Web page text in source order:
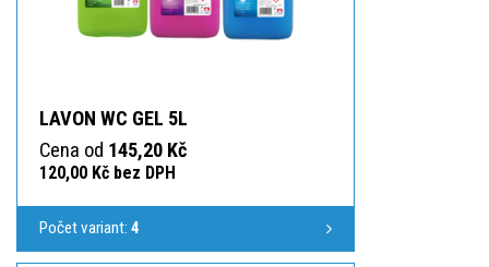
LAVON WC GEL 5L
Cena od 145,20 Kč
120,00 Kč bez DPH
Počet variant: 4